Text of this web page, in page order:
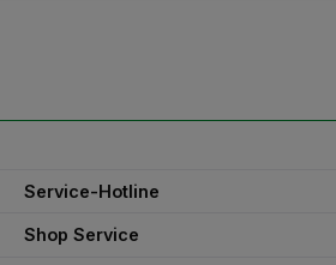
Service-Hotline
Shop Service